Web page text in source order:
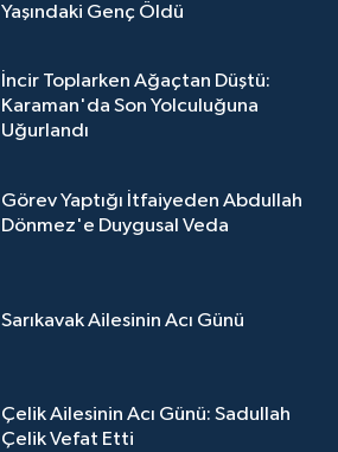
Yaşındaki Genç Öldü
İncir Toplarken Ağaçtan Düştü:
Karaman'da Son Yolculuğuna
Uğurlandı
Görev Yaptığı İtfaiyeden Abdullah
Dönmez'e Duygusal Veda
Sarıkavak Ailesinin Acı Günü
Çelik Ailesinin Acı Günü: Sadullah
Çelik Vefat Etti